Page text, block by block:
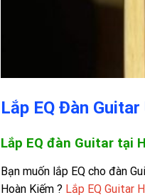
Lắp EQ Đàn
Lắp EQ đàn Guitar tại
Bạn muốn lắp EQ cho đàn
Hoàn Kiếm ? Lắp EQ Guitar